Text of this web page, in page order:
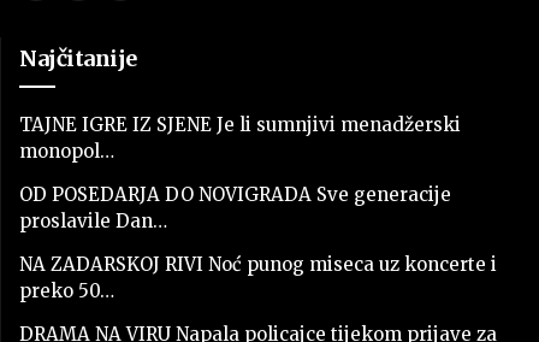
Najčitanije
TAJNE IGRE IZ SJENE Je li sumnjivi menadžerski
monopol…
OD POSEDARJA DO NOVIGRADA Sve generacije
proslavile Dan…
NA ZADARSKOJ RIVI Noć punog miseca uz koncerte i
preko 50…
DRAMA NA VIRU Napala policajce tijekom prijave za